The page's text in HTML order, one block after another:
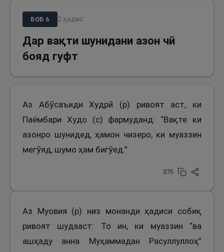
БОБ 6 2 ҳадис
Дар вақти шунидани азон чӣ
бояд гуфт
Аз Абӯсаъиди Худрӣ (р) ривоят аст, ки
Паёмбари Худо (с) фармуданд: “Вақте ки
азонро шунидед, ҳамон чизеро, ки муаззин
мегӯяд, шумо ҳам бигӯед.”
375
Аз Муовия (р) низ монанди ҳадиси собиқ
ривоят шудааст: То ин, ки муаззин “ва
ашҳаду анна Муҳаммадан Расуллуллоҳ”